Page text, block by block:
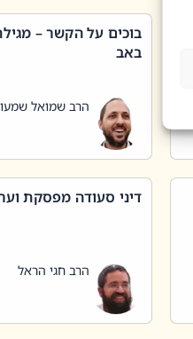
בוכים על הקשר –
באב
הרב שמואל
דיני סעודה מפסקת
הרב חגי הראל